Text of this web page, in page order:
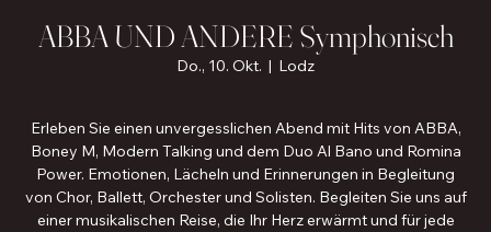
ABBA UND ANDERE Symphonisch
Do., 10. Okt.
  |
Lodz
Erleben Sie einen unvergesslichen Abend mit Hits von ABBA,
Boney M, Modern Talking und dem Duo Al Bano und Romina
Power. Emotionen, Lächeln und Erinnerungen in Begleitung
von Chor, Ballett, Orchester und Solisten. Begleiten Sie uns auf
einer musikalischen Reise, die Ihr Herz erwärmt und für jede